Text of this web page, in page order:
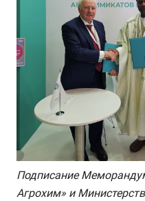
Подписание
Агрохим» и